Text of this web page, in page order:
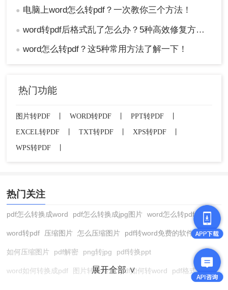
● 电脑上word怎么转pdf？一次教你三个方法！
● word转pdf后格式乱了怎么办？5种高效修复方法（2026实测指南）
● word怎么转pdf？这5种常用方法了解一下！
热门功能
图片转PDF WORD转PDF PPT转PDF
EXCEL转PDF
TXT转PDF XPS转PDF
WPS转PDF
热门关注
pdf怎么转换成word pdf怎么转换成jpg图片 word怎么转pdf
word转pdf 压缩图片 怎么压缩图片 pdf转word免费的软件
如何压缩图片 pdf解密 png转jpg pdf转换ppt
word如何转换成pdf 图片转换格式 pdf如何转word pdf格式转换
展开全部 ∨